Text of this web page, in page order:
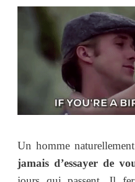
Un homme
jamais d’essayer de